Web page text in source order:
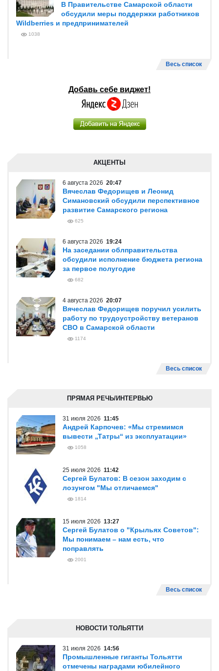
В Правительстве Самарской области
обсудили меры поддержки работников
Wildberries и предпринимателей
1038
Весь список
Добавь себе виджет!
АКЦЕНТЫ
6 августа 2026 20:47
Вячеслав Федорищев и Леонид
Симановский обсудили перспективное
развитие Самарского региона
625
6 августа 2026 19:24
На заседании облправительства
обсудили исполнение бюджета региона
за первое полугодие
682
4 августа 2026 20:07
Вячеслав Федорищев поручил усилить
работу по трудоустройству ветеранов
СВО в Самарской области
1174
Весь список
ПРЯМАЯ РЕЧЬ/ИНТЕРВЬЮ
31 июля 2026 11:45
Андрей Карпочев: «Мы стремимся
вывести „Татры“ из эксплуатации»
1058
25 июля 2026 11:42
Сергей Булатов: В сезон заходим с
лозунгом "Мы отличаемся"
1814
15 июля 2026 13:27
Сергей Булатов о "Крыльях Советов":
Мы понимаем – нам есть, что
поправлять
2001
Весь список
НОВОСТИ ТОЛЬЯТТИ
31 июля 2026 14:56
Промышленные гиганты Тольятти
отмечены наградами юбилейного